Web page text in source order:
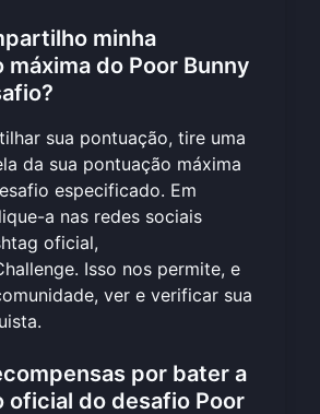
minha
máxima do Poor Bunny
sua pontuação, tire uma
da sua pontuação máxima
especificado. Em
a nas redes sociais
oficial,
Isso nos permite, e
ver e verificar sua
por bater a
oficial do desafio Poor